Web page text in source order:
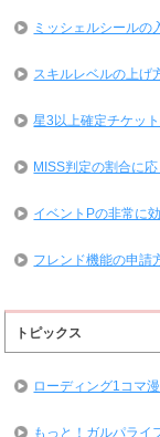
ミッシェルシールの
スキルレベルの上げ
星3以上確定チケッ
MISS判定の割合に
イベントPの非常に
フレンド機能の申請
トピックス
ローディング1コマ
もっと！ガルパライ